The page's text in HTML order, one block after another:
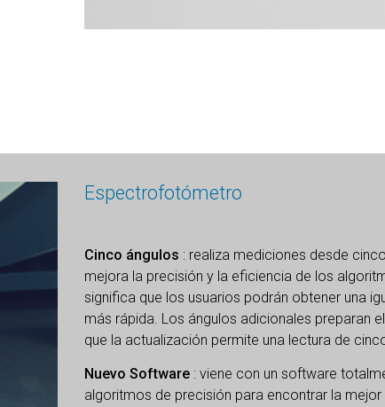
Espectrofotómetro
Cinco ángulos : realiza mediciones desde
mejora la precisión y la eficiencia de los
significa que los usuarios podrán obtener una
más rápida. Los ángulos adicionales preparan
que la actualización permite una lectura de
Nuevo Software : viene con un software
algoritmos de precisión para encontrar la